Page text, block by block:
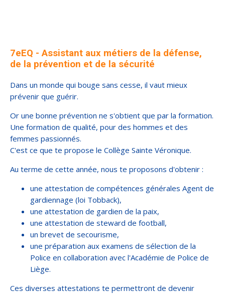
7eEQ - Assistant aux métiers de la défense,
de la prévention et de la sécurité
Dans un monde qui bouge sans cesse, il vaut mieux
prévenir que guérir.
Or une bonne prévention ne s'obtient que par la formation.
Une formation de qualité, pour des hommes et des
femmes passionnés.
C'est ce que te propose le Collège Sainte Véronique.
Au terme de cette année, nous te proposons d'obtenir :
une attestation de compétences générales Agent de
gardiennage (loi Tobback),
une attestation de gardien de la paix,
une attestation de steward de football,
un brevet de secourisme,
une préparation aux examens de sélection de la
Police en collaboration avec l'Académie de Police de
Liège.
Ces diverses attestations te permettront de devenir